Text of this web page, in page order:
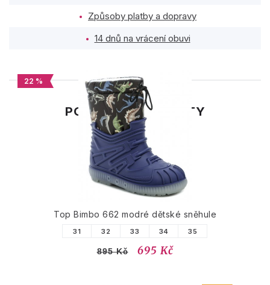
Způsoby platby a dopravy
14 dnů na vrácení obuvi
PODOBNÉ PRODUKTY
22 %
Top Bimbo 662 modré dětské sněhule
31 32 33 34 35
895 Kč 695 Kč